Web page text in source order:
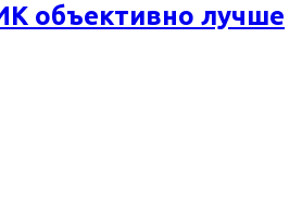
объективно лучше